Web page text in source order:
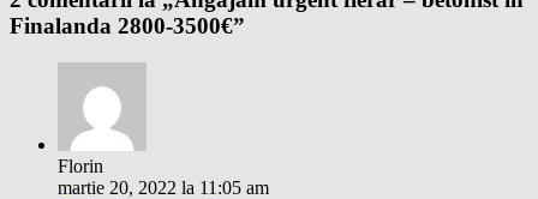
Finalanda 2800-3500€”
Florin
martie 20, 2022 la 11:05 am